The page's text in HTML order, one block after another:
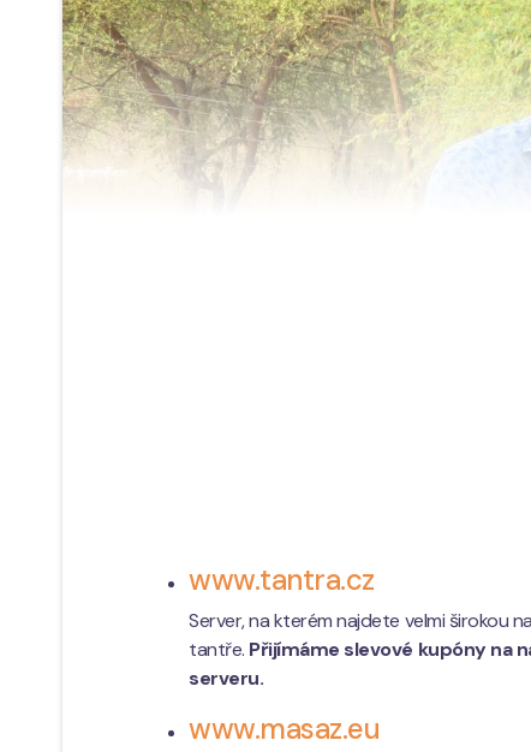
www.tantra.cz
Server, na kterém najdete velmi širokou
tantře. Přijímáme slevové kupóny na
serveru.
www.masaz.eu